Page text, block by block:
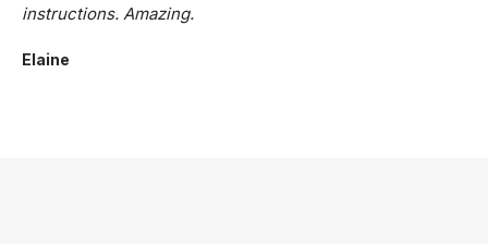
instructions. Amazing.
Elaine